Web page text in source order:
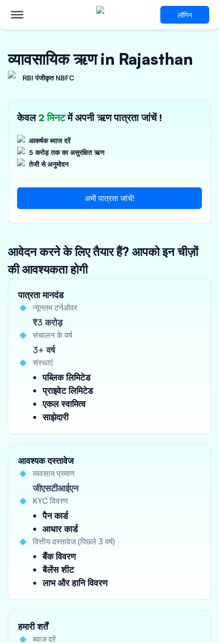
लॉगिन
व्यावसायिक ऋण in Rajasthan
RBI पंजीकृत NBFC
केवल2 मिनटमें अपनी ऋण पात्रता जांचें !
आकर्षक ब्याज दरें
5 करोड़ तक का असुरक्षित ऋण
तेजी से अनुमोदन
अभी पात्रता जांचें!
आवेदन करने के लिए तैयार हैं? आपको इन चीज़ों
की आवश्यकता होगी
पात्रता मानदंड
न्यूनतम टर्नओवर
₹3 करोड़
संचालन के वर्ष
3+ वर्ष
संस्थाएं
पब्लिक लिमिटेड
प्राइवेट लिमिटेड
एकल स्वामित्व
साझेदारी
आवश्यक दस्तावेज
व्यवसाय प्रमाण
जीएसटीआईएन
KYC विवरण
पैन कार्ड
आधार कार्ड
वित्तीय दस्तावेज (पिछले 3 वर्ष)
बैंक विवरण
बैलेंस शीट
लाभ और हानि विवरण
हमारी शर्तें
ब्याज दरें